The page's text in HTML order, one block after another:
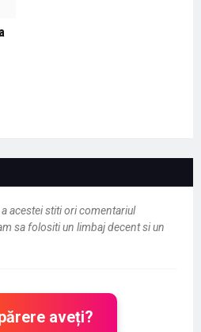
acestei stiti ori comentariul
sa folositi un limbaj decent si un
aveți?